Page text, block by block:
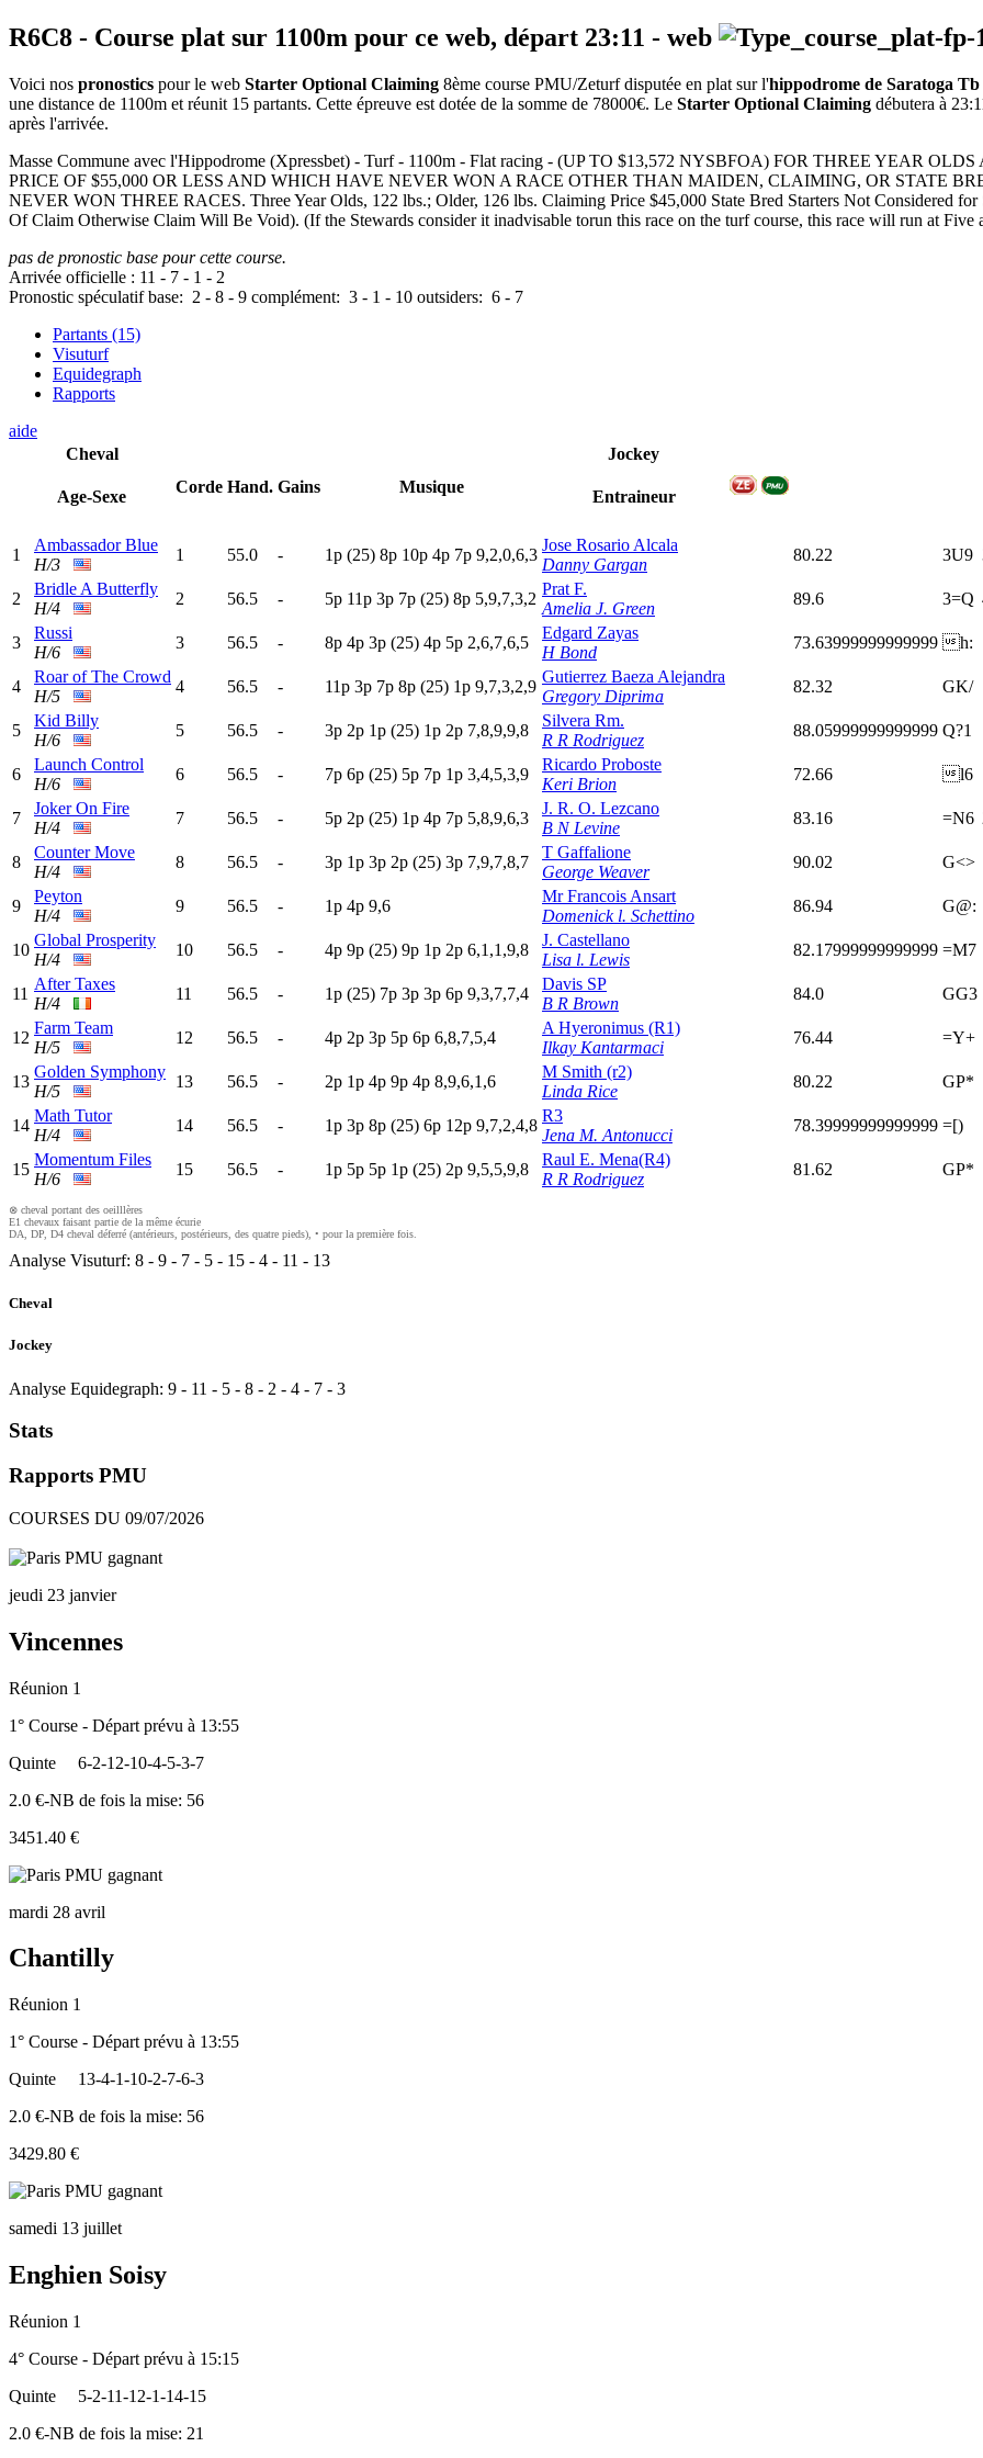
R6C8 - Course plat sur 1100m pour ce web, départ 23:11 - web
Voici nos pronostics pour le web Starter Optional Claiming 8ème course PMU/Zeturf disputée en plat sur l'hippodrome de Saratoga Tb
une distance de 1100m et réunit 15 partants. Cette épreuve est dotée de la somme de 78000€. Le Starter Optional Claiming débutera à
après l'arrivée.
Masse Commune avec l'Hippodrome (Xpressbet) - Turf - 1100m - Flat racing - (UP TO $13,572 NYSBFOA) FOR THREE YEAR
PRICE OF $55,000 OR LESS AND WHICH HAVE NEVER WON A RACE OTHER THAN MAIDEN, CLAIMING, OR STATE
NEVER WON THREE RACES. Three Year Olds, 122 lbs.; Older, 126 lbs. Claiming Price $45,000 State Bred Starters Not Considered
Of Claim Otherwise Claim Will Be Void). (If the Stewards consider it inadvisable torun this race on the turf course, this race will run at
pas de pronostic base pour cette course.
Arrivée officielle : 11 - 7 - 1 - 2
Pronostic spéculatif base: 2 - 8 - 9 complément: 3 - 1 - 10 outsiders: 6 - 7
Partants (15)
Visuturf
Equidegraph
Rapports
aide
Cheval
Age-Sexe
Corde Hand. Gains Musique
Jockey
Entraineur
1
Ambassador Blue
H/3
1 55.0 - 1p (25) 8p 10p 4p 7p 9,2,0,6,3
Jose Rosario Alcala
Danny Gargan
80.22 3U9
2
Bridle A Butterfly
H/4
2 56.5 - 5p 11p 3p 7p (25) 8p 5,9,7,3,2
Prat F.
Amelia J. Green
89.6 3=Q
3
Russi
H/6
3 56.5 - 8p 4p 3p (25) 4p 5p 2,6,7,6,5
Edgard Zayas
H Bond
73.63999999999999 h:
4
Roar of The Crowd
H/5
4 56.5 - 11p 3p 7p 8p (25) 1p 9,7,3,2,9
Gutierrez Baeza Alejandra
Gregory Diprima
82.32 GK/
5
Kid Billy
H/6
5 56.5 - 3p 2p 1p (25) 1p 2p 7,8,9,9,8
Silvera Rm.
R R Rodriguez
88.05999999999999 Q?1
6
Launch Control
H/6
6 56.5 - 7p 6p (25) 5p 7p 1p 3,4,5,3,9
Ricardo Proboste
Keri Brion
72.66 l6
7
Joker On Fire
H/4
7 56.5 - 5p 2p (25) 1p 4p 7p 5,8,9,6,3
J. R. O. Lezcano
B N Levine
83.16 =N6
8
Counter Move
H/4
8 56.5 - 3p 1p 3p 2p (25) 3p 7,9,7,8,7
T Gaffalione
George Weaver
90.02 G<>
9
Peyton
H/4
9 56.5 - 1p 4p 9,6
Mr Francois Ansart
Domenick l. Schettino
86.94 G@:
10
Global Prosperity
H/4
10 56.5 - 4p 9p (25) 9p 1p 2p 6,1,1,9,8
J. Castellano
Lisa l. Lewis
82.17999999999999 =M7
11
After Taxes
H/4
11 56.5 - 1p (25) 7p 3p 3p 6p 9,3,7,7,4
Davis SP
B R Brown
84.0 GG3
12
Farm Team
H/5
12 56.5 - 4p 2p 3p 5p 6p 6,8,7,5,4
A Hyeronimus (R1)
Ilkay Kantarmaci
76.44 =Y+
13
Golden Symphony
H/5
13 56.5 - 2p 1p 4p 9p 4p 8,9,6,1,6
M Smith (r2)
Linda Rice
80.22 GP*
14
Math Tutor
H/4
14 56.5 - 1p 3p 8p (25) 6p 12p 9,7,2,4,8
R3
Jena M. Antonucci
78.39999999999999 =[)
15
Momentum Files
H/6
15 56.5 - 1p 5p 5p 1p (25) 2p 9,5,5,9,8
Raul E. Mena(R4)
R R Rodriguez
81.62 GP*
⊗ cheval portant des oeilllères
E1 chevaux faisant partie de la même écurie
DA, DP, D4 cheval déferré (antérieurs, postérieurs, des quatre pieds), • pour la première fois.
Analyse Visuturf: 8 - 9 - 7 - 5 - 15 - 4 - 11 - 13
Cheval
Jockey
Analyse Equidegraph: 9 - 11 - 5 - 8 - 2 - 4 - 7 - 3
Stats
Rapports PMU
COURSES DU 09/07/2026
jeudi 23 janvier
Vincennes
Réunion 1
1° Course - Départ prévu à 13:55
Quinte
6-2-12-10-4-5-3-7
2.0 €-NB de fois la mise: 56
3451.40 €
mardi 28 avril
Chantilly
Réunion 1
1° Course - Départ prévu à 13:55
Quinte
13-4-1-10-2-7-6-3
2.0 €-NB de fois la mise: 56
3429.80 €
samedi 13 juillet
Enghien Soisy
Réunion 1
4° Course - Départ prévu à 15:15
Quinte
5-2-11-12-1-14-15
2.0 €-NB de fois la mise: 21